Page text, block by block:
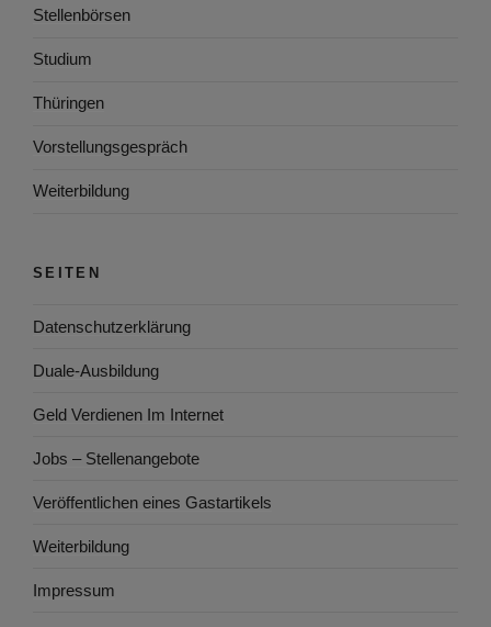
Stellenbörsen
Studium
Thüringen
Vorstellungsgespräch
Weiterbildung
SEITEN
Datenschutzerklärung
Duale-Ausbildung
Geld Verdienen Im Internet
Jobs – Stellenangebote
Veröffentlichen eines Gastartikels
Weiterbildung
Impressum